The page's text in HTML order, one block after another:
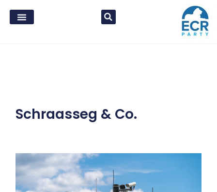
Schraasseg & Co.